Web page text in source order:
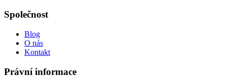
Společnost
Blog
O nás
Kontakt
Právní informace